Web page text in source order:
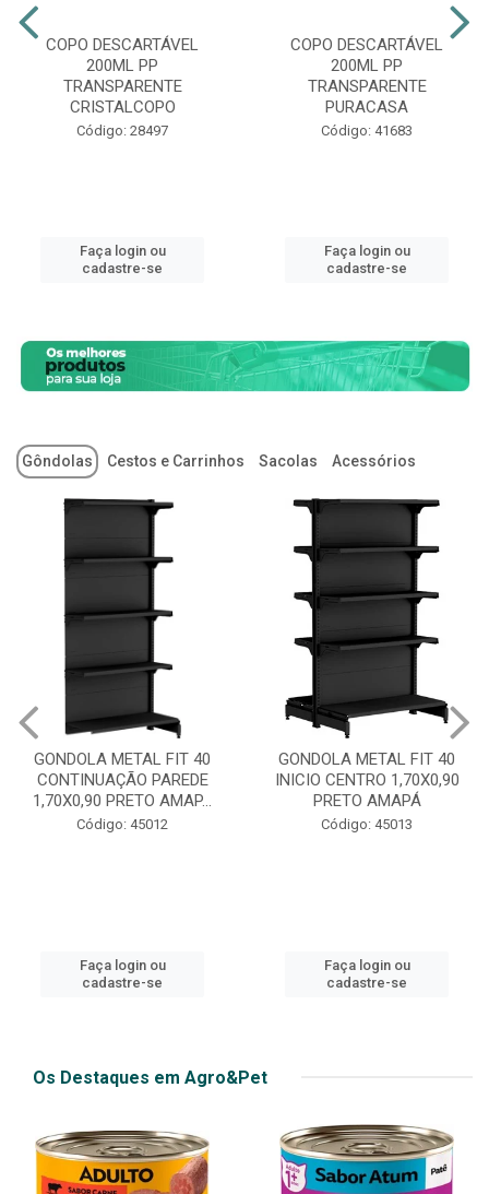
COPO DESCARTÁVEL
200ML PP
TRANSPARENTE
CRISTALCOPO
Código: 28497
Faça login ou
cadastre-se
COPO DESCARTÁVEL
200ML PP
TRANSPARENTE
PURACASA
Código: 41683
Faça login ou
cadastre-se
Gôndolas Cestos e Carrinhos Sacolas Acessórios
GONDOLA METAL FIT 40
CONTINUAÇÃO PAREDE
1,70X0,90 PRETO AMAP...
Código: 45012
Faça login ou
cadastre-se
GONDOLA METAL FIT 40
INICIO CENTRO 1,70X0,90
PRETO AMAPÁ
Código: 45013
Faça login ou
cadastre-se
Os Destaques em Agro&Pet